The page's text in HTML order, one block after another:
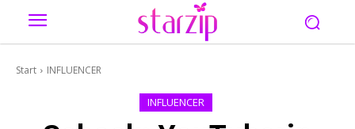
Start INFLUENCER
INFLUENCER